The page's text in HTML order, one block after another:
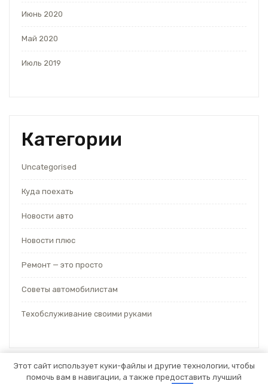
Июнь 2020
Май 2020
Июль 2019
Категории
Uncategorised
Куда поехать
Новости авто
Новости плюс
Ремонт — это просто
Советы автомобилистам
Техобслуживание своими руками
Этот сайт использует куки-файлы и другие технологии, чтобы
помочь вам в навигации, а также предоставить лучший